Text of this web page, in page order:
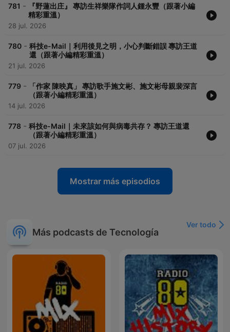
781 -
『野蓮出庄』 專訪生祥樂隊作詞人鍾永豐（跟著小編
精彩重溫）
28 jul. 2026
780 - 科技e-Mail｜利用後見之明，小心判斷錯誤 專訪王道
還（跟著小編精彩重溫）
21 jul. 2026
779 -
「作家 陳映真」 專訪歌手施文彬、施文彬母親裴深言
（跟著小編精彩重溫）
14 jul. 2026
778 - 科技e-Mail｜未來該如何與病毒共存？ 專訪王道還
（跟著小編精彩重溫）
07 jul. 2026
Mostrar más episodios
Más podcasts de Tecnología
Ver todo